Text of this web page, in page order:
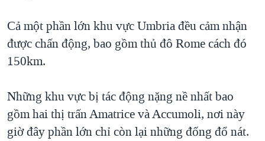
Cả một phần lớn khu vực Umbria đều cảm nhận
được chấn động, bao gồm thủ đô Rome cách đó
150km.
Những khu vực bị tác động nặng nề nhất bao
gồm hai thị trấn Amatrice và Accumoli, nơi này
giờ đây phần lớn chỉ còn lại những đống đổ nát.